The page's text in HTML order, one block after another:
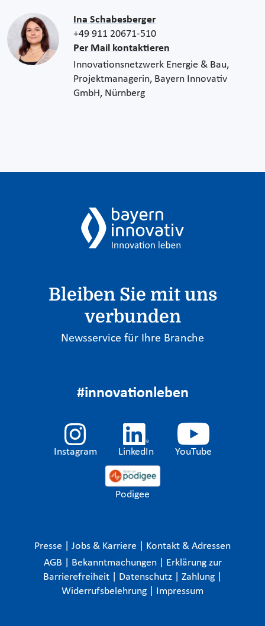
Ina Schabesberger
+49 911 20671-510
Per Mail kontaktieren
Innovationsnetzwerk Energie & Bau,
Projektmanagerin, Bayern Innovativ
GmbH, Nürnberg
Bleiben Sie mit uns
verbunden
Newsservice für Ihre Branche
#innovationleben
Instagram LinkedIn YouTube
Podigee
Presse Jobs & Karriere
Kontakt & Adressen
AGB
Bekanntmachungen
Erklärung zur
Barrierefreiheit
Datenschutz Zahlung
Widerrufsbelehrung
Impressum